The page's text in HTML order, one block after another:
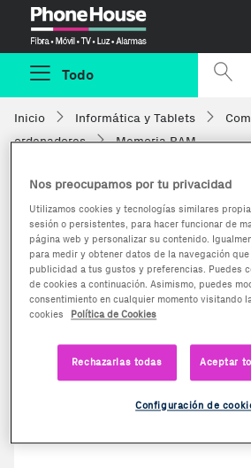
Todo
Inicio Informática y Tablets
ordenadores
Memoria RAM
Nos preocupamos por tu privacidad
Utilizamos cookies y tecnologías similares
sesión o persistentes, para hacer funcionar de
página web y personalizar su contenido.
para medir y obtener datos de la navegación
publicidad a tus gustos y preferencias. Puedes
de cookies a continuación. Asimismo, puedes
consentimiento en cualquier momento visitando
cookies
Política de Cookies
Rechazarlas todas Aceptar
Configuración de